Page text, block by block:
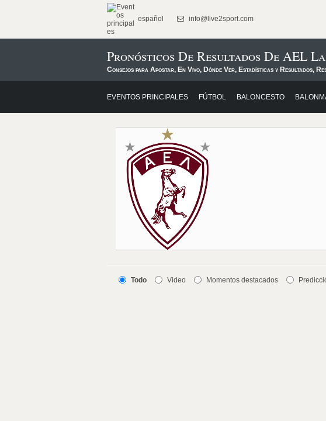
español info@live2sport.com
Pronósticos De Resultados De AEL
Consejos para Apostar, En Vivo, Dónde Ver, Estadísticas y Resultados,
EVENTOS PRINCIPALES FÚTBOL BALONCESTO
Todo Video Momentos destacados